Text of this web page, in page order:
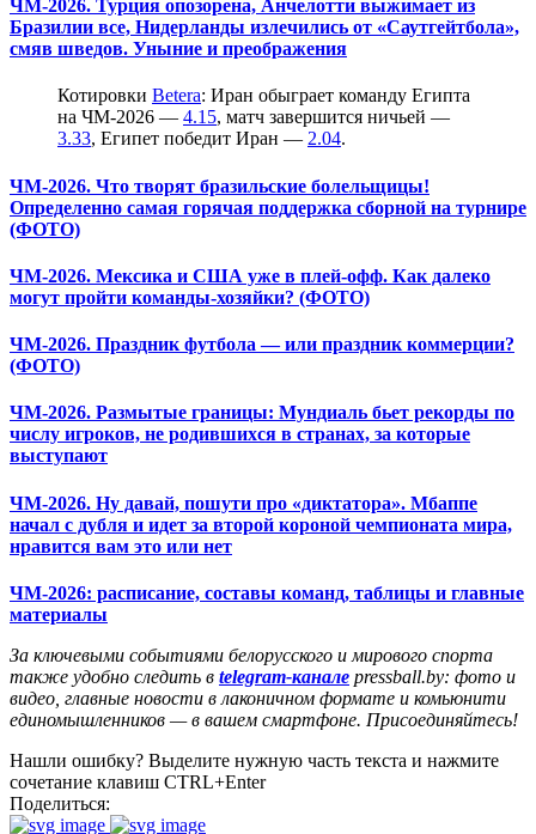
ЧМ-2026. Турция опозорена, Анчелотти выжимает из
Бразилии все, Нидерланды излечились от «Саутгейтбола»,
смяв шведов. Уныние и преображения
Котировки Betera: Иран обыграет команду Египта
на ЧМ-2026 — 4.15, матч завершится ничьей —
3.33, Египет победит Иран — 2.04.
ЧМ-2026. Что творят бразильские болельщицы!
Определенно самая горячая поддержка сборной на турнире
(ФОТО)
ЧМ-2026. Мексика и США уже в плей-офф. Как далеко
могут пройти команды-хозяйки? (ФОТО)
ЧМ-2026. Праздник футбола — или праздник коммерции?
(ФОТО)
ЧМ-2026. Размытые границы: Мундиаль бьет рекорды по
числу игроков, не родившихся в странах, за которые
выступают
ЧМ-2026. Ну давай, пошути про «диктатора». Мбаппе
начал с дубля и идет за второй короной чемпионата мира,
нравится вам это или нет
ЧМ-2026: расписание, составы команд, таблицы и главные
материалы
За ключевыми событиями белорусского и мирового спорта
также удобно следить в telegram-канале pressball.by: фото и
видео, главные новости в лаконичном формате и комьюнити
единомышленников — в вашем смартфоне. Присоединяйтесь!
Нашли ошибку? Выделите нужную часть текста и нажмите
сочетание клавиш CTRL+Enter
Поделиться: